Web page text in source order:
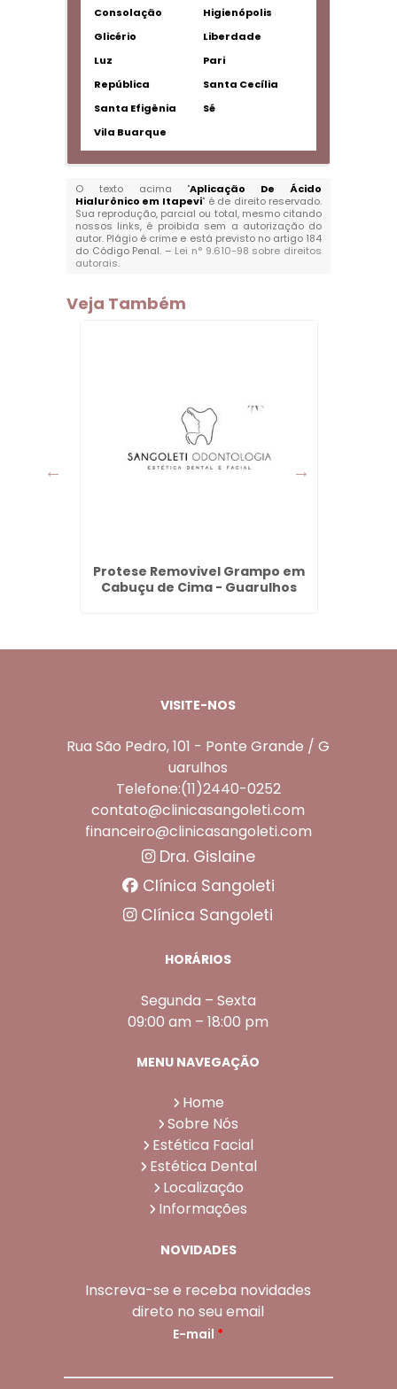
Consolação
Higienópolis
Glicério
Liberdade
Luz
Pari
República
Santa Cecília
Santa Efigênia
Sé
Vila Buarque
O texto acima "Aplicação De Ácido
Hialurônico em Itapevi" é de direito reservado.
Sua reprodução, parcial ou total, mesmo citando
nossos links, é proibida sem a autorização do
autor. Plágio é crime e está previsto no artigo 184
do Código Penal. – Lei n° 9.610-98 sobre direitos
autorais.
Veja Também
Protese Removivel Grampo em
Cabuçu de Cima - Guarulhos
VISITE-NOS
Rua São Pedro, 101 - Ponte Grande / G
uarulhos
Telefone:(11)2440-0252
contato@clinicasangoleti.com
financeiro@clinicasangoleti.com
Dra. Gislaine
Clínica Sangoleti
Clínica Sangoleti
HORÁRIOS
Segunda – Sexta
09:00 am – 18:00 pm
MENU NAVEGAÇÃO
Home
Sobre Nós
Estética Facial
Estética Dental
Localização
Informações
NOVIDADES
Inscreva-se e receba novidades
direto no seu email
E-mail *